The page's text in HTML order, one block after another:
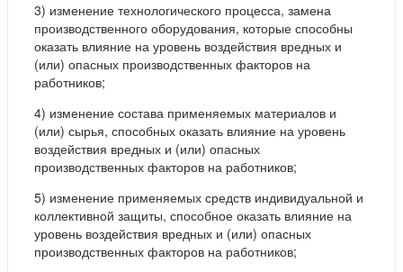
3) изменение технологического процесса, замена
производственного оборудования, которые способны
оказать влияние на уровень воздействия вредных и
(или) опасных производственных факторов на
работников;
4) изменение состава применяемых материалов и
(или) сырья, способных оказать влияние на уровень
воздействия вредных и (или) опасных
производственных факторов на работников;
5) изменение применяемых средств индивидуальной и
коллективной защиты, способное оказать влияние на
уровень воздействия вредных и (или) опасных
производственных факторов на работников;